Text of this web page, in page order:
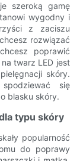
szeroką gamę
wygodny i
z zaciszu
rozwiązać
poprawić
twarz LED jest
skóry.
się
blasku skóry.
typu skóry
popularność
do poprawy